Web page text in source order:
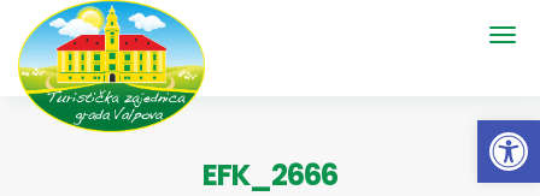
EFK_2666